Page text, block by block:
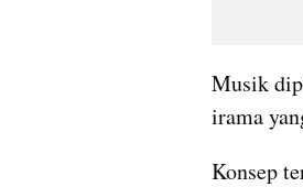
Musik
irama
Konsep